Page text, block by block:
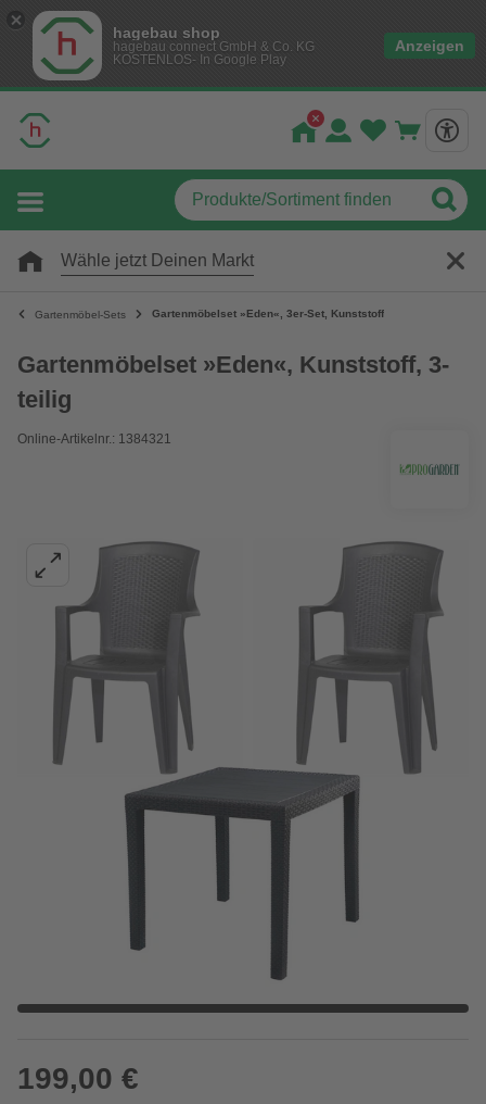
hagebau shop
hagebau connect GmbH & Co. KG
KOSTENLOS- In Google Play
Anzeigen
Wähle jetzt Deinen Markt
Gartenmöbel-Sets Gartenmöbelset »Eden«, 3er-Set, Kunststoff
Gartenmöbelset »Eden«, Kunststoff, 3-
teilig
Online-Artikelnr.: 1384321
199,00 €